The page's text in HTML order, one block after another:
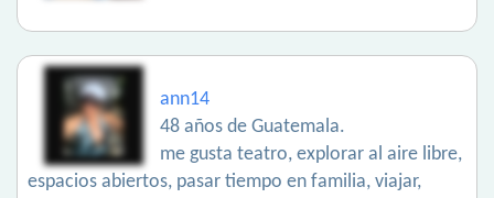
ann14
48 años de Guatemala.
me gusta teatro, explorar al aire libre,
espacios abiertos, pasar tiempo en familia, viajar,